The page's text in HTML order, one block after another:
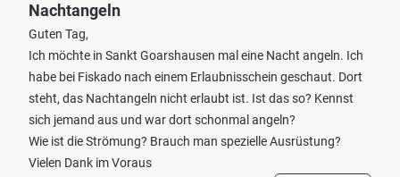
Nachtangeln
Guten Tag,
Ich möchte in Sankt Goarshausen mal eine Nacht angeln. Ich
habe bei Fiskado nach einem Erlaubnisschein geschaut. Dort
steht, das Nachtangeln nicht erlaubt ist. Ist das so? Kennst
sich jemand aus und war dort schonmal angeln?
Wie ist die Strömung? Brauch man spezielle Ausrüstung?
Vielen Dank im Voraus